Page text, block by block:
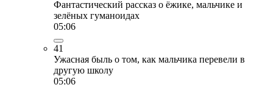
Фантастический рассказ о ёжике, мальчике и
зелёных гуманоидах
05:06
41
Ужасная быль о том, как мальчика перевели в
другую школу
05:06